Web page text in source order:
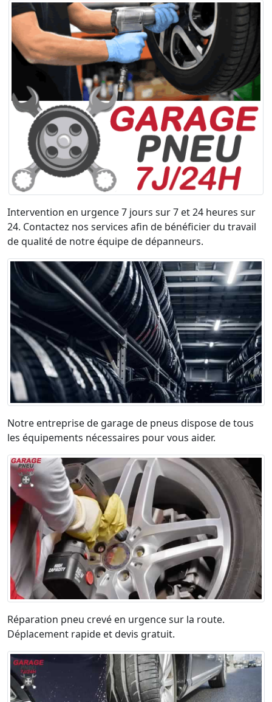
Intervention en urgence 7 jours sur 7 et 24 heures sur
24. Contactez nos services afin de bénéficier du travail
de qualité de notre équipe de dépanneurs.
Notre entreprise de garage de pneus dispose de tous
les équipements nécessaires pour vous aider.
Réparation pneu crevé en urgence sur la route.
Déplacement rapide et devis gratuit.